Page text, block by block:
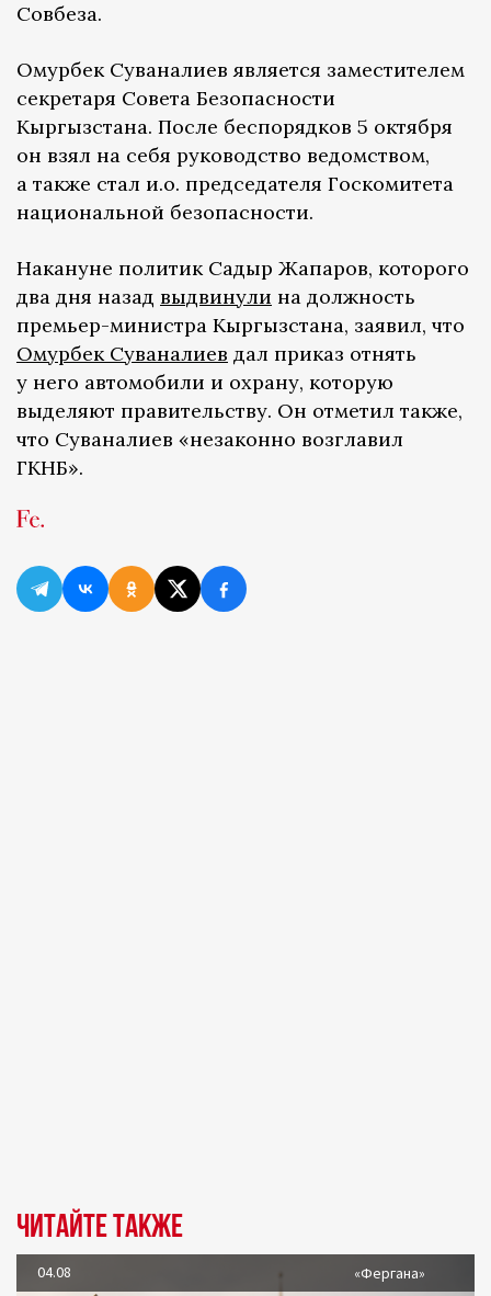
Совбеза.
Омурбек Суваналиев является заместителем
секретаря Совета Безопасности
Кыргызстана. После беспорядков 5 октября
он взял на себя руководство ведомством,
а также стал и.о. председателя Госкомитета
национальной безопасности.
Накануне политик Садыр Жапаров, которого
два дня назад выдвинули на должность
премьер-министра Кыргызстана, заявил, что
Омурбек Суваналиев дал приказ отнять
у него автомобили и охрану, которую
выделяют правительству. Он отметил также,
что Суваналиев «незаконно возглавил
ГКНБ».
Читайте также
04.08 «Фергана»